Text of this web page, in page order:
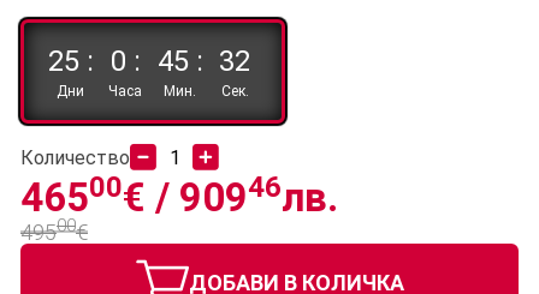
25 :
Дни
0 :
Часа
45 :
Мин.
32
Сек.
Количество
46500€ / 90946лв.
49500€
ДОБАВИ В КОЛИЧКА